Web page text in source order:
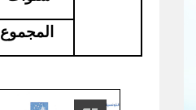
المجموع